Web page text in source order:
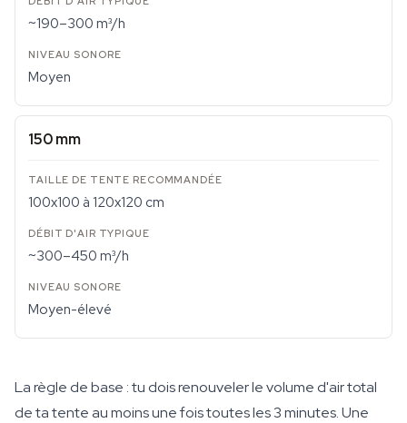
~190–300 m³/h
Moyen
150 mm
100x100 à 120x120 cm
~300–450 m³/h
Moyen-élevé
La règle de base : tu dois renouveler le volume d'air total
de ta tente au moins une fois toutes les 3 minutes. Une